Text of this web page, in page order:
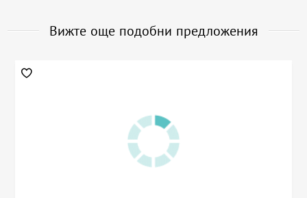
Вижте още подобни предложения